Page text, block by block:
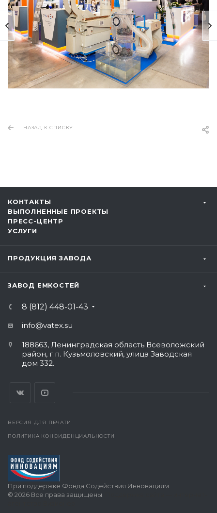
НАЗАД К СПИСКУ
КОНТАКТЫ
ВЫПОЛНЕННЫЕ ПРОЕКТЫ
ПРЕСС-ЦЕНТР
УСЛУГИ
ПРОДУКЦИЯ ЗАВОДА
ЗАВОД ЕМКОСТЕЙ
8 (812) 448-01-43
info@vatex.su
188663, Ленинградская область Всеволожский
район, г.п. Кузьмоловский, улица Заводская
дом 332.
ВЕРСИЯ ДЛЯ ПЕЧАТИ
ПОЛИТИКА КОНФИДЕНЦИАЛЬНОСТИ
При поддержке Фонда Содействия Инновациям
© 2026 Все права защищены.